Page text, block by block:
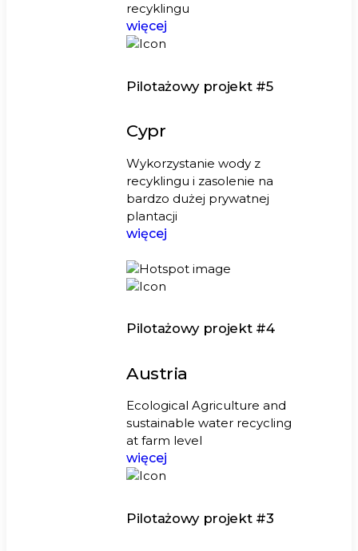
recyklingu
więcej
Pilotażowy projekt #5
Cypr
Wykorzystanie wody z
recyklingu i zasolenie na
bardzo dużej prywatnej
plantacji
więcej
Pilotażowy projekt #4
Austria
Ecological Agriculture and
sustainable water recycling
at farm level
więcej
Pilotażowy projekt #3